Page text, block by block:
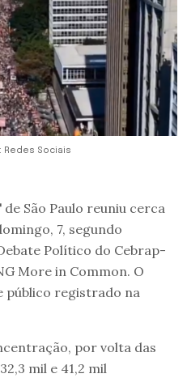
Redes Sociais
de São Paulo reuniu cerca
7, segundo
Político do Cebrap-
More in Common. O
público registrado na
por volta das
mil e 41,2 mil